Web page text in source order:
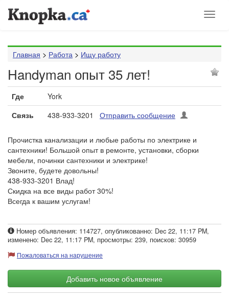
Главная > Работа > Ищу работу
Handyman опыт 35 лет!
Где
York
Связь
438-933-3201 Отправить сообщение
Прочистка канализации и любые работы по электрике и
сантехники! Большой опыт в ремонте, установки, сборки
мебели, починки сантехники и электрике!
Звоните, будете довольны!
438-933-3201 Влад!
Скидка на все виды работ 30%!
Всегда к вашим услугам!
Номер объявления: 114727, опубликованно: Dec 22, 11:17 PM,
изменено: Dec 22, 11:17 PM, просмотры: 239, поисков: 30959
Пожаловаться на нарушение
Добавить новое объявление